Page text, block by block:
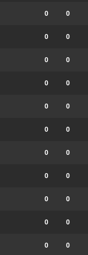
0 0
0 0
0 0
0 0
0 0
0 0
0 0
0 0
0 0
0 0
0 0